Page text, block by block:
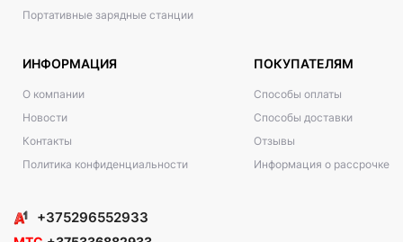
Портативные зарядные станции
ИНФОРМАЦИЯ
О компании
Новости
Контакты
Политика конфиденциальности
ПОКУПАТЕЛЯМ
Способы оплаты
Способы доставки
Отзывы
Информация о рассрочке
+375296552933